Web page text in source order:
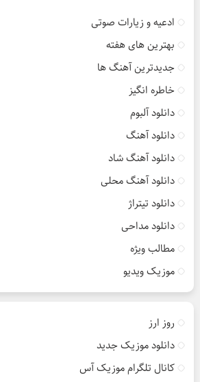
ادعیه و زیارات صوتی
بهترین های هفته
جدیدترین آهنگ ها
خاطره انگیز
دانلود آلبوم
دانلود آهنگ
دانلود آهنگ شاد
دانلود آهنگ محلی
دانلود تیتراژ
دانلود مداحی
مطالب ویژه
موزیک ویدیو
روز ارز
دانلود موزیک جدید
کانال تلگرام موزیک آس